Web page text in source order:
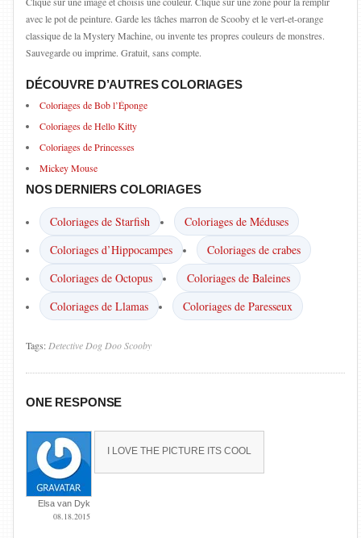
avec le pot de peinture. Garde les tâches marron de Scooby et le vert-et-orange
classique de la Mystery Machine, ou invente tes propres couleurs de monstres.
Sauvegarde ou imprime. Gratuit, sans compte.
DÉCOUVRE D’AUTRES COLORIAGES
Coloriages de Bob l’Éponge
Coloriages de Hello Kitty
Coloriages de Princesses
Mickey Mouse
NOS DERNIERS COLORIAGES
Coloriages de Starfish
Coloriages de Méduses
Coloriages d’Hippocampes
Coloriages de crabes
Coloriages de Octopus
Coloriages de Baleines
Coloriages de Llamas
Coloriages de Paresseux
Tags: Detective Dog DooScooby
ONE RESPONSE
Elsa van Dyk
08.18.2015
I LOVE THE PICTURE ITS COOL